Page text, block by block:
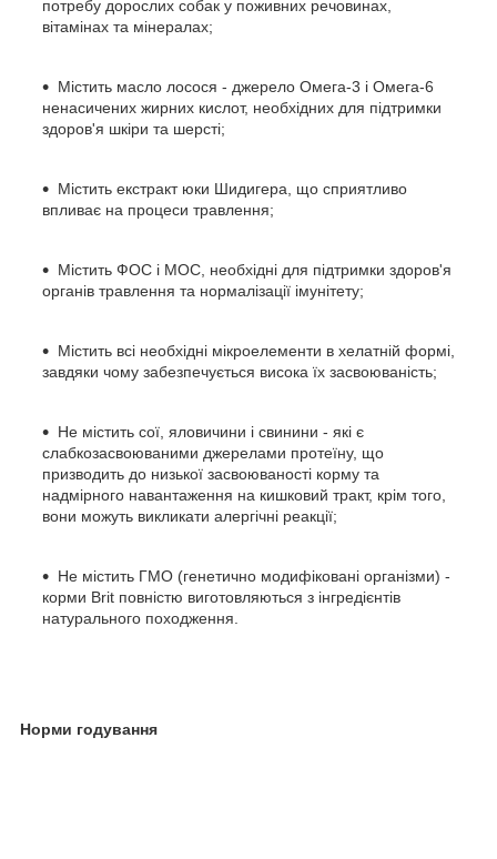
потребу дорослих собак у поживних речовинах,
вітамінах та мінералах;
Містить масло лосося - джерело Омега-3 і Омега-6
ненасичених жирних кислот, необхідних для підтримки
здоров'я шкіри та шерсті;
Містить екстракт юки Шидигера, що сприятливо
впливає на процеси травлення;
Містить ФОС і МОС, необхідні для підтримки здоров'я
органів травлення та нормалізації імунітету;
Містить всі необхідні мікроелементи в хелатній формі,
завдяки чому забезпечується висока їх засвоюваність;
Не містить сої, яловичини і свинини - які є
слабкозасвоюваними джерелами протеїну, що
призводить до низької засвоюваності корму та
надмірного навантаження на кишковий тракт, крім того,
вони можуть викликати алергічні реакції;
Не містить ГМО (генетично модифіковані організми) -
корми Brit повністю виготовляються з інгредієнтів
натурального походження.
Норми годування